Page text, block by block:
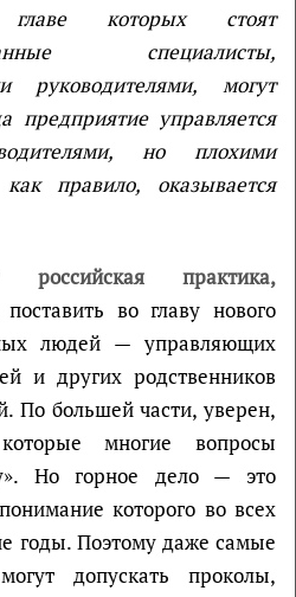
которых стоят
специалисты,
руководителями, могут
предприятие управляется
но плохими
правило, оказывается
российская практика,
во главу нового
людей — управляющих
и других родственников
По большей части, уверен,
многие вопросы
Но горное дело — это
которого во всех
годы. Поэтому даже самые
допускать проколы,